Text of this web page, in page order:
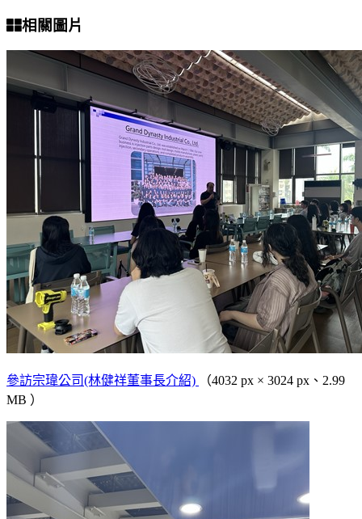
相關圖片
參訪宗瑋公司(林健祥董事長介紹)
（4032 px × 3024 px、2.99
MB ）